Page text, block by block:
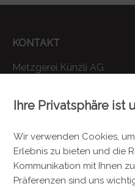
KONTAKT
Metzgerei Künzli AG
8143 Stallikon
info@metzgereikuenzli.ch
INFORMATIONEN
Ihre Privatsphäre ist
Wir verwenden Cookies,
Erlebnis zu bieten und die
Kommunikation mit Ihnen
Präferenzen sind uns